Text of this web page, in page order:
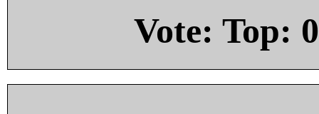
Vote: Top: 0